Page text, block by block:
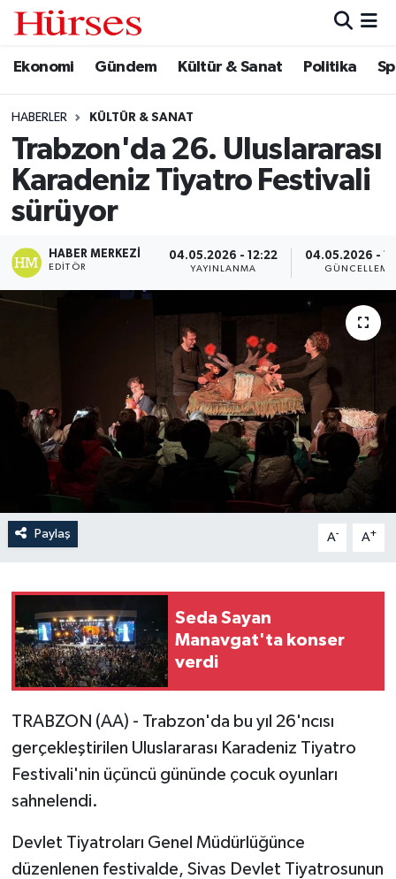
Ekonomi Gündem Kültür & Sanat Politika
HABERLER KÜLTÜR & SANAT
Trabzon'da 26. Uluslararası
Karadeniz Tiyatro Festivali
sürüyor
HABER MERKEZI
EDITÖR
04.05.2026 - 12:22
YAYINLANMA
04.05.2026 -
GÜNCELLEME
Paylaş A- A+
Seda Sayan
Manavgat'ta konser
verdi
TRABZON (AA) - Trabzon'da bu yıl 26'ncısı
gerçekleştirilen Uluslararası Karadeniz Tiyatro
Festivali'nin üçüncü gününde çocuk oyunları
sahnelendi.
Devlet Tiyatroları Genel Müdürlüğünce
düzenlenen festivalde, Sivas Devlet Tiyatrosunun
Ekonomi
Gündem
Kültür & Sanat
Politika
Spor
Turizm
Hava Durumu
Trafik Durumu
Süper Lig Puan Durumu ve Fikstür
Tüm Manşetler
Son Dakika Haberleri
Haber Arşivi